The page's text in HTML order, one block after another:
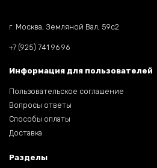
г. Москва, Земляной Вал, 59c2
+7 (925) 741 96 96
Информация для пользователей
Пользовательское соглашение
Вопросы ответы
Способы оплаты
Доставка
Разделы